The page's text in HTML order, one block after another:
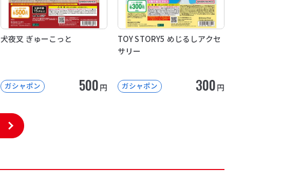
犬夜叉 ぎゅーこっと
ガシャポン 500円
TOY STORY5 めじるしアクセ
サリー
ガシャポン 300円